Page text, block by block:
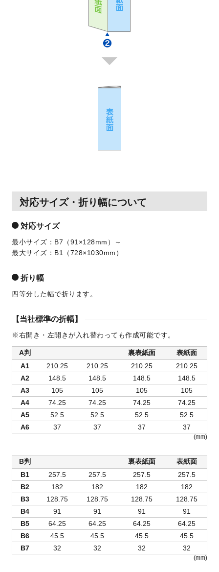
対応サイズ・折り幅について
対応サイズ
最小サイズ：B7（91×128mm）～
最大サイズ：B1（728×1030mm）
折り幅
四等分した幅で折ります。
【当社標準の折幅】
※右開き・左開きが入れ替わっても作成可能です。
A判 裏表紙面
表紙面
A1
210.25 210.25 210.25
210.25
A2
148.5 148.5 148.5
148.5
A3
105 105 105
105
A4
74.25 74.25 74.25
74.25
A5
52.5 52.5 52.5
52.5
A6
37 37 37 37
(mm)
B判 裏表紙面
表紙面
B1
257.5 257.5 257.5
257.5
B2
182 182 182
182
B3
128.75 128.75 128.75
128.75
B4
91 91 91
91
B5
64.25 64.25 64.25
64.25
B6
45.5 45.5 45.5
45.5
B7
32 32 32 32
(mm)